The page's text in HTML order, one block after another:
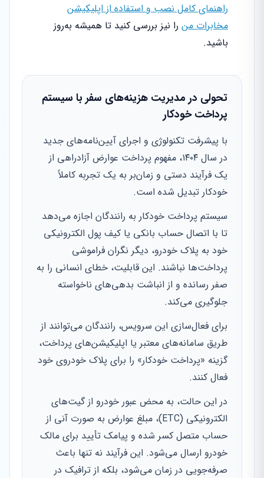
راهنمای کامل نصب و استفاده از اپلیکیشن
مخابرات من را نیز بررسی کنید تا همیشه به‌روز
باشید.
تحولی در مدیریت هزینه‌های سفر با سیستم
پرداخت خودکار
با پیشرفت تکنولوژی و اجرای آیین‌نامه‌های جدید
در سال ۱۴۰۴، مفهوم پرداخت عوارض آزادراهی از
یک فرآیند دستی و زمان‌بر به یک تجربه کاملاً
خودکار تبدیل شده است.
سیستم پرداخت خودکار به رانندگان اجازه می‌دهد
تا با اتصال حساب بانکی یا کیف پول الکترونیکی
خود به پلاک خودرو، دیگر نگران فراموشی
پرداخت‌ها نباشند. این قابلیت، خطای انسانی را به
صفر رسانده و از انباشت بدهی‌های ناخواسته
جلوگیری می‌کند.
برای فعال‌سازی این سرویس، رانندگان می‌توانند از
طریق سامانه‌های معتبر یا اپلیکیشن‌های پرداخت،
گزینه «پرداخت خودکار» را برای پلاک خودروی خود
فعال کنند.
در این حالت، به محض عبور خودرو از گیت‌های
الکترونیکی (ETC)، مبلغ عوارض به صورت آنی از
حساب متصل کسر شده و پیامک تأیید برای مالک
خودرو ارسال می‌شود. این فرآیند نه تنها باعث
صرفه‌جویی در زمان می‌شود، بلکه از ترافیک در